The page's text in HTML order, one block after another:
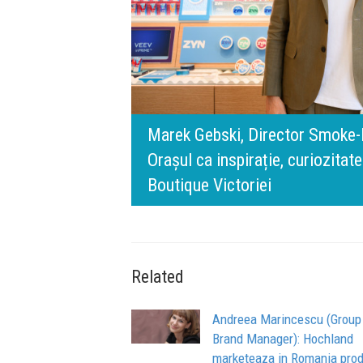
Philip Morris România:
din spatele IQOS
140 de ani de
timpului” este să
de oameni,
Related
Andreea Marincescu (Group
Brand Manager): Hochland
marketeaza in Romania